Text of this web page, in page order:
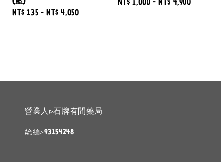
Regular
NT$ 135 -NT$ 4,050
營業人▹石牌有間藥局
統編▹93154248